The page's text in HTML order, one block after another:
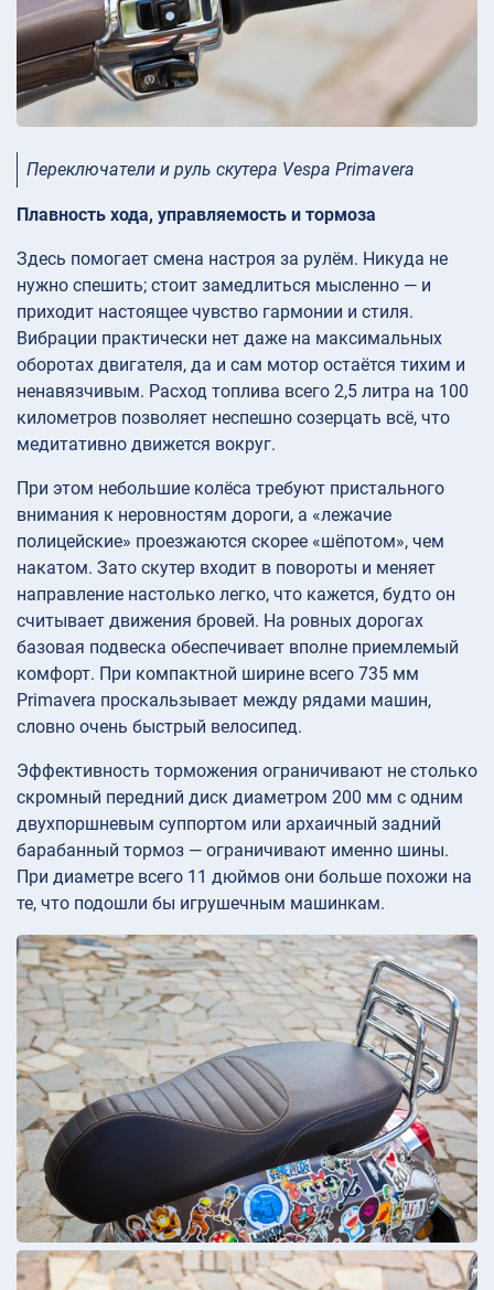
Переключатели и руль скутера Vespa Primavera
Плавность хода, управляемость и тормоза
Здесь помогает смена настроя за рулём. Никуда не
нужно спешить; стоит замедлиться мысленно — и
приходит настоящее чувство гармонии и стиля.
Вибрации практически нет даже на максимальных
оборотах двигателя, да и сам мотор остаётся тихим и
ненавязчивым. Расход топлива всего 2,5 литра на 100
километров позволяет неспешно созерцать всё, что
медитативно движется вокруг.
При этом небольшие колёса требуют пристального
внимания к неровностям дороги, а «лежачие
полицейские» проезжаются скорее «шёпотом», чем
накатом. Зато скутер входит в повороты и меняет
направление настолько легко, что кажется, будто он
считывает движения бровей. На ровных дорогах
базовая подвеска обеспечивает вполне приемлемый
комфорт. При компактной ширине всего 735 мм
Primavera проскальзывает между рядами машин,
словно очень быстрый велосипед.
Эффективность торможения ограничивают не столько
скромный передний диск диаметром 200 мм с одним
двухпоршневым суппортом или архаичный задний
барабанный тормоз — ограничивают именно шины.
При диаметре всего 11 дюймов они больше похожи на
те, что подошли бы игрушечным машинкам.